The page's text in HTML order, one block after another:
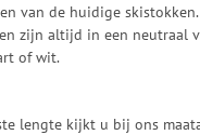
van de huidige skistokken.
zijn altijd in een neutraal
of wit.
lengte kijkt u bij ons